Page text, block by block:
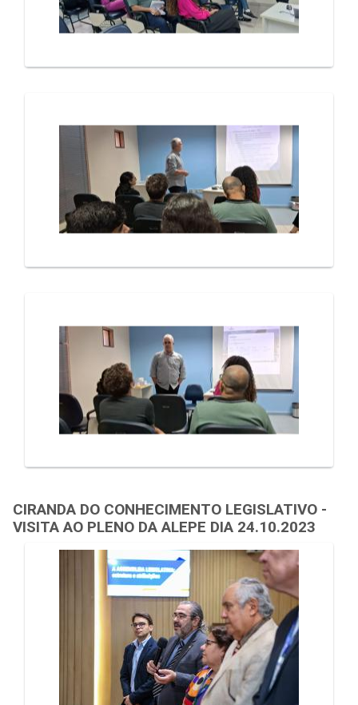
CIRANDA DO CONHECIMENTO LEGISLATIVO -
VISITA AO PLENO DA ALEPE DIA 24.10.2023
Galeria de Mídias